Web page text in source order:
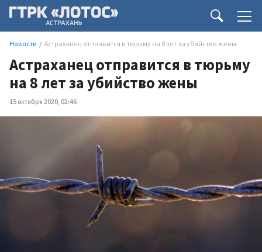
Новости Астраханец отправится в тюрьму на 8 лет за убийство жены
Астраханец отправится в тюрьму
на 8 лет за убийство жены
15 октября 2020, 02:46